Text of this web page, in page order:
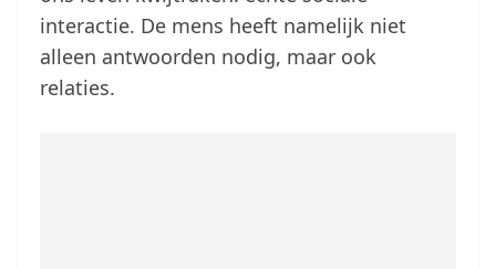
interactie. De mens heeft namelijk niet
alleen antwoorden nodig, maar ook
relaties.